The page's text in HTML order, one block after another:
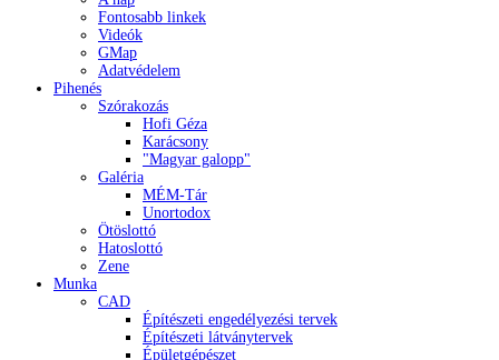
Fontosabb linkek
Videók
GMap
Adatvédelem
Pihenés
Szórakozás
Hofi Géza
Karácsony
"Magyar galopp"
Galéria
MÉM-Tár
Unortodox
Ötöslottó
Hatoslottó
Zene
Munka
CAD
Építészeti engedélyezési tervek
Építészeti látványtervek
Épületgépészet